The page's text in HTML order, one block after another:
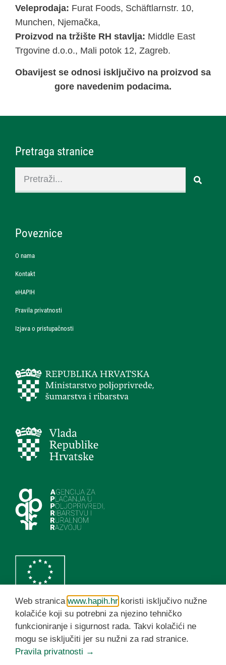
Veleprodaja: Furat Foods, Schäftlarnstr. 10,
Munchen, Njemačka,
Proizvod na tržište RH stavlja: Middle East
Trgovine d.o.o., Mali potok 12, Zagreb.
Obavijest se odnosi isključivo na proizvod sa
gore navedenim podacima.
Pretraga stranice
Poveznice
O nama
Kontakt
eHAPIH
Pravila privatnosti
Izjava o pristupačnosti
HAPIH YouTube kanal
Web stranica www.hapih.hr koristi isključivo nužne
kolačiće koji su potrebni za njezino tehničko
funkcioniranje i sigurnost rada. Takvi kolačići ne
mogu se isključiti jer su nužni za rad stranice.
Pravila privatnosti →